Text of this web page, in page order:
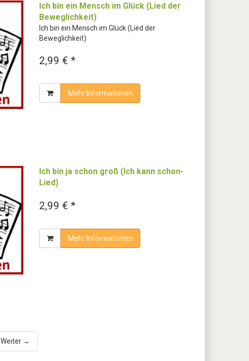
Ich bin ein Mensch im Glück (Lied der
Beweglichkeit)
Ich bin ein Mensch im Glück (Lied der
Beweglichkeit)
2,99 € *
Mehr Informationen
Ich bin ja schon groß (Ich kann schon-
Lied)
2,99 € *
Mehr Informationen
Weiter →